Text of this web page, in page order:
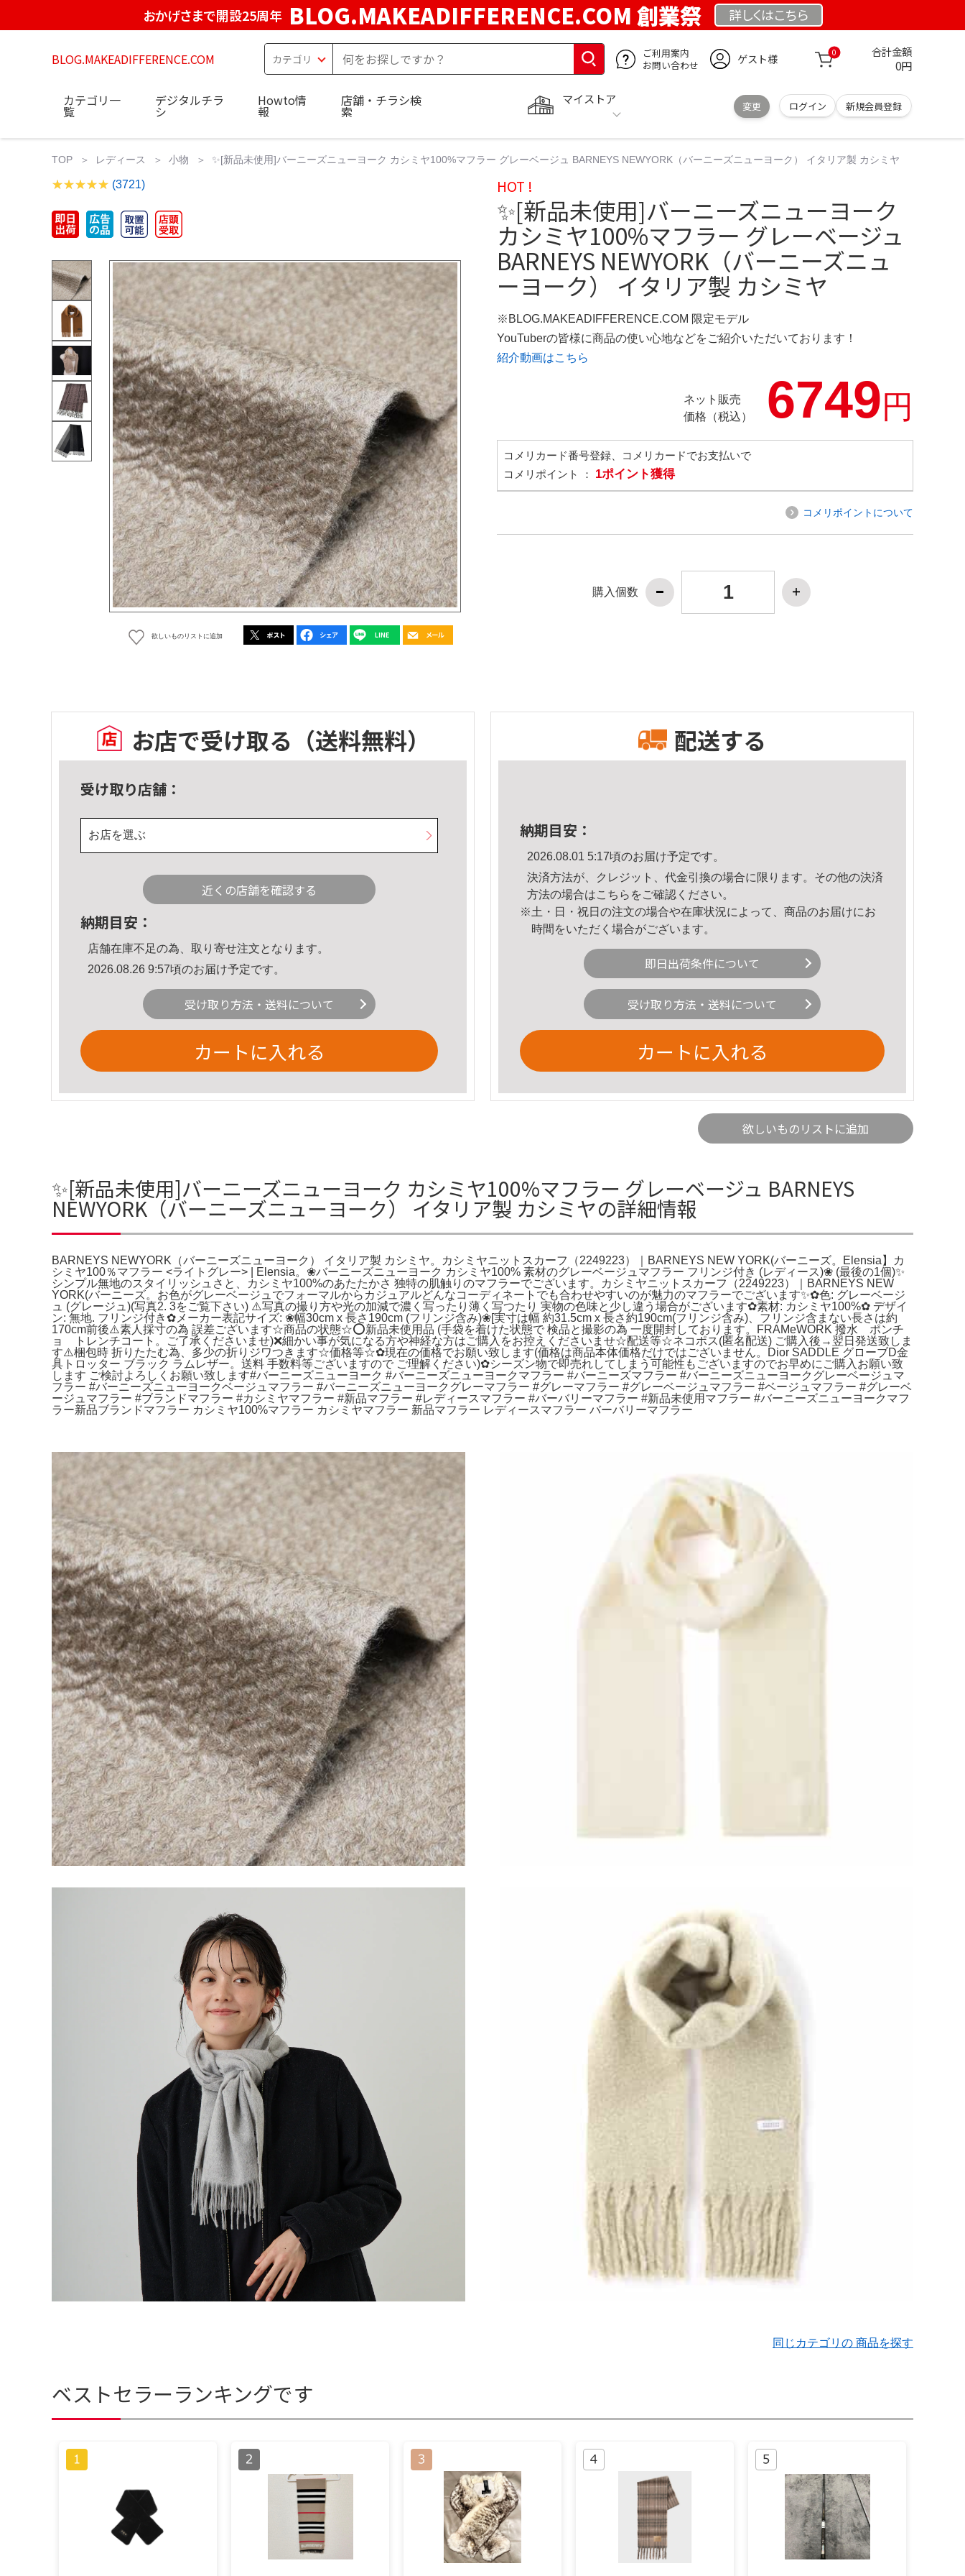
おかげさまで開設25周年 BLOG.MAKEADIFFERENCE.COM 創業祭 詳しくはこちら
BLOG.MAKEADIFFERENCE.COM
ご利用案内
お問い合わせ
ゲスト様 0 合計金額
0円
マイストア
変更 ログイン 新規会員登録
カテゴリ一
覧
デジタルチラ
シ
Howto情
報
店舗・チラシ検
索
TOP レディース 小物 ✨[新品未使用]バーニーズニューヨーク カシミヤ100%マフラー グレーベージュ BARNEYS NEWYORK（バーニーズニューヨーク） イタリア製 カシミヤ
(3721)
欲しいものリストに追加
HOT !
✨[新品未使用]バーニーズニューヨーク
カシミヤ100%マフラー グレーベージュ
BARNEYS NEWYORK（バーニーズニュ
ーヨーク） イタリア製 カシミヤ
※BLOG.MAKEADIFFERENCE.COM 限定モデル
YouTuberの皆様に商品の使い心地などをご紹介いただいております！
紹介動画はこちら
ネット販売
価格（税込）
6749円
コメリカード番号登録、コメリカードでお支払いで
コメリポイント ： 1ポイント獲得
コメリポイントについて
購入個数
お店で受け取る （送料無料）
受け取り店舗：
お店を選ぶ
近くの店舗を確認する
納期目安：
店舗在庫不足の為、取り寄せ注文となります。
2026.08.26 9:57頃のお届け予定です。
受け取り方法・送料について
カートに入れる
配送する
納期目安：
2026.08.01 5:17頃のお届け予定です。
決済方法が、クレジット、代金引換の場合に限ります。その他の決済
方法の場合はこちら をご確認ください。
※土・日・祝日の注文の場合や在庫状況によって、商品のお届けにお
時間をいただく場合がございます。
即日出荷条件について
受け取り方法・送料について
カートに入れる
欲しいものリストに追加
✨[新品未使用]バーニーズニューヨーク カシミヤ100%マフラー グレーベージュ BARNEYS
NEWYORK（バーニーズニューヨーク） イタリア製 カシミヤの詳細情報
BARNEYS NEWYORK（バーニーズニューヨーク） イタリア製 カシミヤ。カシミヤニットスカーフ（2249223）｜BARNEYS NEW YORK(バーニーズ。Elensia】カ
シミヤ100％マフラー <ライトグレー> | Elensia。❀バーニーズニューヨーク カシミヤ100% 素材のグレーベージュマフラー フリンジ付き (レディース)❀ (最後の1個)✨
シンプル無地のスタイリッシュさと、カシミヤ100%のあたたかさ 独特の肌触りのマフラーでございます。カシミヤニットスカーフ（2249223）｜BARNEYS NEW
YORK(バーニーズ。お色がグレーベージュでフォーマルからカジュアルどんなコーディネートでも合わせやすいのが魅力のマフラーでございます✨✿色: グレーベージ
ュ (グレージュ)(写真2. 3をご覧下さい) ⚠️写真の撮り方や光の加減で濃く写ったり薄く写つたり 実物の色味と少し違う場合がございます✿素材: カシミヤ100%✿ デザイ
ン: 無地. フリンジ付き✿メーカー表記サイズ: ❀幅30cm x 長さ190cm (フリンジ含み)❀[実寸は幅 約31.5cm x 長さ約190cm(フリンジ含み)、フリンジ含まない長さは約
170cm前後⚠️素人採寸の為 誤差ございます☆商品の状態☆⭕新品未使用品 (手袋を着けた状態で 検品と撮影の為 一度開封しております。FRAMeWORK 撥水 ポンチ
ョ トレンチコート。ご了承くださいませ)❌細かい事が気になる方や神経な方はご購入をお控えくださいませ☆配送等☆ネコポス(匿名配送) ご購入後→翌日発送致しま
す⚠️梱包時 折りたたむ為、多少の折りジワつきます☆価格等☆✿現在の価格でお願い致します(価格は商品本体価格だけではございません。Dior SADDLE グローブD金
具トロッター ブラック ラムレザー。送料 手数料等ございますので ご理解ください)✿シーズン物で即売れしてしまう可能性もございますのでお早めにご購入お願い致
します ご検討よろしくお願い致します#バーニーズニューヨーク #バーニーズニューヨークマフラー #バーニーズマフラー #バーニーズニューヨークグレーベージュマ
フラー #バーニーズニューヨークベージュマフラー #バーニーズニューヨークグレーマフラー #グレーマフラー #グレーベージュマフラー #ベージュマフラー #グレーベ
ージュマフラー #ブランドマフラー #カシミヤマフラー #新品マフラー #レディースマフラー #バーバリーマフラー #新品未使用マフラー #バーニーズニューヨークマフ
ラー新品ブランドマフラー カシミヤ100%マフラー カシミヤマフラー 新品マフラー レディースマフラー バーバリーマフラー
同じカテゴリの 商品を探す
ベストセラーランキングです